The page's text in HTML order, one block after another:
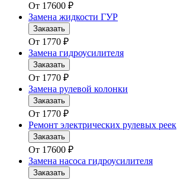
От 17600 ₽
Замена жидкости ГУР
Заказать
От 1770 ₽
Замена гидроусилителя
Заказать
От 1770 ₽
Замена рулевой колонки
Заказать
От 1770 ₽
Ремонт электрических рулевых реек
Заказать
От 17600 ₽
Замена насоса гидроусилителя
Заказать